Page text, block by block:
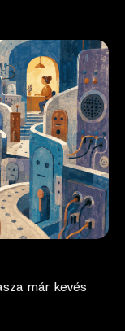
már kevés